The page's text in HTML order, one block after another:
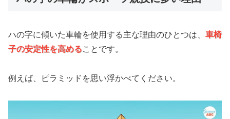
ハの字に傾いた車輪を使用する主な理由のひとつは、 車椅
子の安定性を高めることです。
例えば、ピラミッドを思い浮かべてください。